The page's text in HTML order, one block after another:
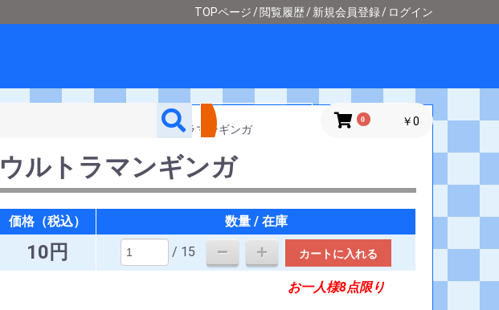
TOPページ 閲覧履歴 新規会員登録 ログイン
0 ￥0
ウルトラマンギンガ
ウルトラマンギンガ
価格（税込） 数量 / 在庫
10円 / 15 カートに入れる
お一人様8点限り